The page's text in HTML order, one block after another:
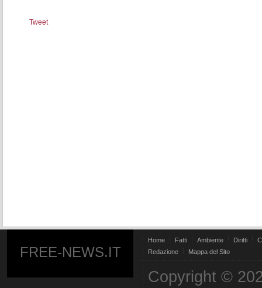
Tweet
FREE-NEWS.IT
Home Fatti Ambiente Diritti
Redazione
Mappa del Sito
Copyright ©